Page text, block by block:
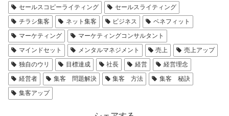
セールスコピーライティング
セールスライティング
チラシ集客
ネット集客 ビジネス
ベネフィット
マーケティング
マーケティングコンサルタント
マインドセット
メンタルマネジメント 売上
売上アップ
独自のウリ
目標達成 社長 経営
経営理念
経営者
集客 問題解決 集客 方法
集客 秘訣
集客アップ